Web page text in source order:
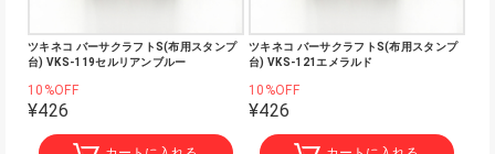
ツキネコ バーサクラフトS(布用スタンプ
台) VKS-119セルリアンブルー
10%OFF
¥426
ツキネコ バーサクラフトS(布用スタンプ
台) VKS-121エメラルド
10%OFF
¥426